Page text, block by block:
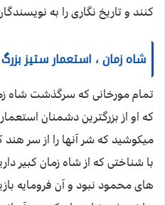
کنند و تاریخ نگاری را به
شاه زمان ، استعمار ستیز
تمام مورخانی که سرگذشت شاه
که او از بزرگترین دشمنان
میکوشید که شر آنها را از سر هند
با شناختی که از شاه زمان کبیر
های محمود نبود و آن فرومایه